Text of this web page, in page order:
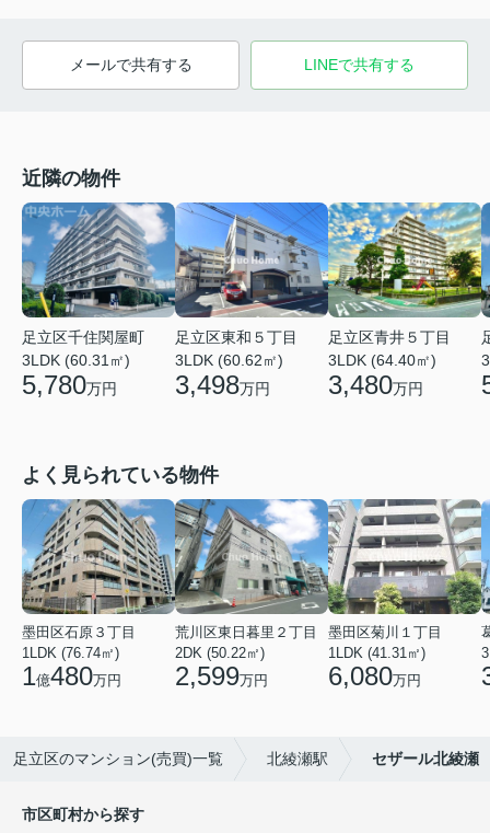
メールで共有する LINEで共有する
近隣の物件
足立区千住関屋町
3LDK (60.31㎡)
5,780万円
足立区東和５丁目
3LDK (60.62㎡)
3,498万円
足立区青井５丁目
3LDK (64.40㎡)
3,480万円
よく見られている物件
墨田区石原３丁目
1LDK (76.74㎡)
1億480万円
荒川区東日暮里２丁目
2DK (50.22㎡)
2,599万円
墨田区菊川１丁目
1LDK (41.31㎡)
6,080万円
足立区のマンション(売買)一覧 北綾瀬駅 セザール北綾瀬
市区町村から探す